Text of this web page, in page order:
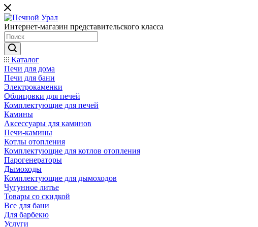
Интернет-магазин представительского класса
Каталог
Печи для дома
Печи для бани
Электрокаменки
Облицовки для печей
Комплектующие для печей
Камины
Аксессуары для каминов
Печи-камины
Котлы отопления
Комплектующие для котлов отопления
Парогенераторы
Дымоходы
Комплектующие для дымоходов
Чугунное литье
Товары со скидкой
Все для бани
Для барбекю
Услуги